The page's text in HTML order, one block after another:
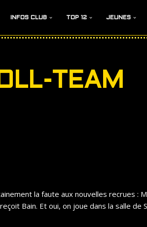
INFOS CLUB TOP 12 JEUNES
TEAM
la faute aux nouvelles recrues :
Bain. Et oui, on joue dans la salle de